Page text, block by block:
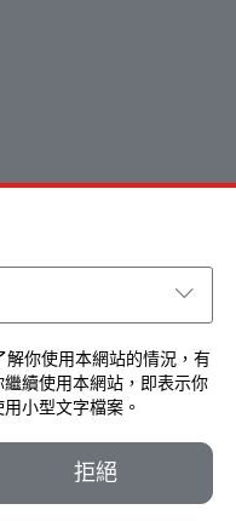
你使用本網站的情況，有
續使用本網站，即表示你
用小型文字檔案。
拒絕
All Rights